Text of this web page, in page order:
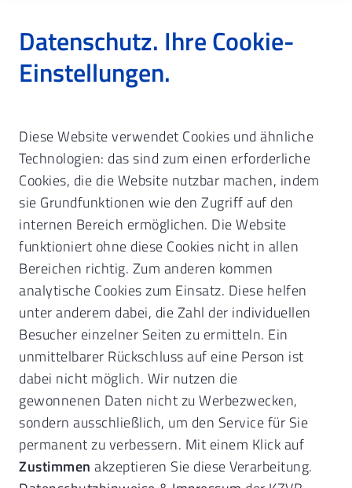
Datenschutz. Ihre Cookie-
Einstellungen.
Diese Website verwendet Cookies und ähnliche
Technologien: das sind zum einen erforderliche
Cookies, die die Website nutzbar machen, indem
sie Grundfunktionen wie den Zugriff auf den
internen Bereich ermöglichen. Die Website
funktioniert ohne diese Cookies nicht in allen
Bereichen richtig. Zum anderen kommen
analytische Cookies zum Einsatz. Diese helfen
unter anderem dabei, die Zahl der individuellen
Besucher einzelner Seiten zu ermitteln. Ein
unmittelbarer Rückschluss auf eine Person ist
dabei nicht möglich. Wir nutzen die
gewonnenen Daten nicht zu Werbezwecken,
sondern ausschließlich, um den Service für Sie
permanent zu verbessern. Mit einem Klick auf
Zustimmen akzeptieren Sie diese Verarbeitung.
Login Notdiensteinteilung
Kontakt Notdienstplanung
Nutzung der App
Notfall-Button in der App nutzen
Seite für Ihre Patienten verlinken
Wichtige Informationen
Ihre Notdiensteinteilung
Ihre Notdiensteinteilung.
Online.
Wichtige Informationen zum
zahnärztlichen Notdienst.
Notdiensteinteilung 2027
Sie können eingeloggt IhreEinteilung im
kommenden Jahr ansehenund bei Bedarf
tauschen.